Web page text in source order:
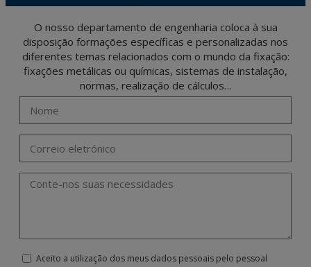
O nosso departamento de engenharia coloca à sua
disposição formações específicas e personalizadas nos
diferentes temas relacionados com o mundo da fixação:
fixações metálicas ou químicas, sistemas de instalação,
normas, realização de cálculos…
Aceito a utilização dos meus dados pessoais pelo pessoal